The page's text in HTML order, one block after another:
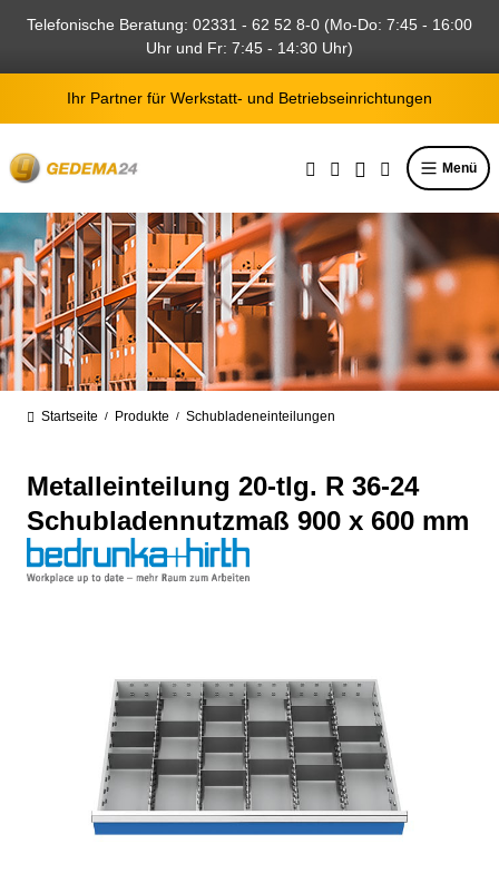
springen
Telefonische Beratung: 02331 - 62 52 8-0 (Mo-Do: 7:45 - 16:00
Uhr und Fr: 7:45 - 14:30 Uhr)
Ihr Partner für Werkstatt- und Betriebseinrichtungen
Menü
Startseite / Produkte / Schubladeneinteilungen
Metalleinteilung 20-tlg. R 36-24
Schubladennutzmaß 900 x 600 mm